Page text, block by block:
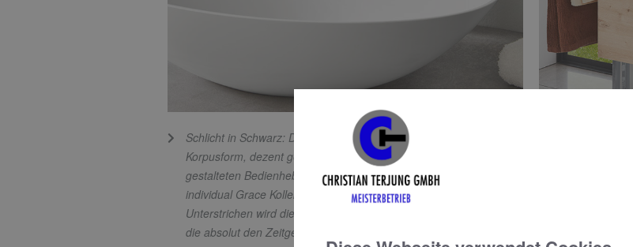
Schlicht in Schwarz: Die Kombination aus leicht konischer
Korpusform, dezent gebogenem Auslauf und dem extra schmal
gestalteten Bedienhebel verleiht dieser VIGOUR Armatur aus der
individual Grace Kollektion ihren unverkennbaren Charakter.
Unterstrichen wird dieser durch die schwarzmatte Beschichtung,
die absolut den Zeitgeist triff. In Chrom und Schwarz erhältlich.
Neuer
Auslauf
eleganten
extra